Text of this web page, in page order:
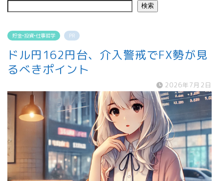
検索
貯金•投資•仕事哲学 PR
ドル円162円台、介入警戒でFX勢が見
るべきポイント
2026年7月2日